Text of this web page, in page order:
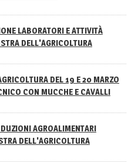
LABORATORI E ATTIVITÀ
DELL'AGRICOLTURA
DEL 19 E 20 MARZO
CON MUCCHE E CAVALLI
AGROALIMENTARI
DELL'AGRICOLTURA